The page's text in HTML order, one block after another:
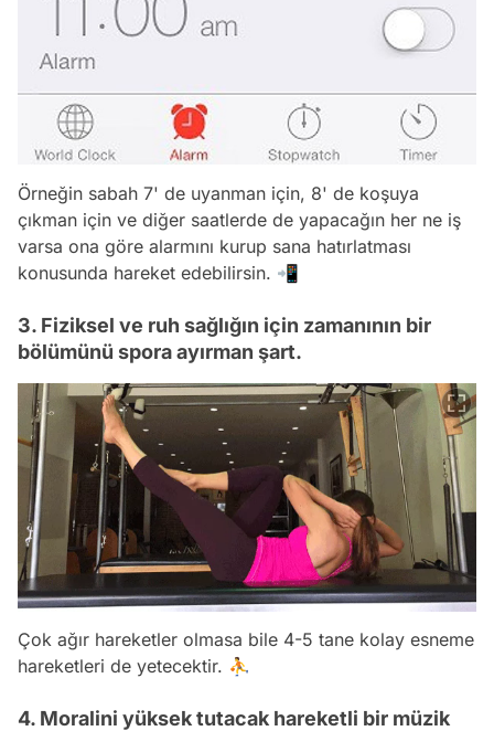
Örneğin sabah 7' de uyanman için, 8' de koşuya
çıkman için ve diğer saatlerde de yapacağın her ne iş
varsa ona göre alarmını kurup sana hatırlatması
konusunda hareket edebilirsin. 📲
3. Fiziksel ve ruh sağlığın için zamanının bir
bölümünü spora ayırman şart.
Çok ağır hareketler olmasa bile 4-5 tane kolay esneme
hareketleri de yetecektir. ⛹
4. Moralini yüksek tutacak hareketli bir müzik